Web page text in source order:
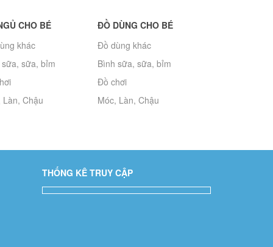
CHO BÉ
khác
sữa, sữa, bỉm
Làn, Chậu
ĐỒ DÙNG CHO BÉ
Đồ dùng khác
Bình sữa, sữa, bỉm
Đồ chơi
Móc, Làn, Chậu
THỐNG KÊ TRUY CẬP